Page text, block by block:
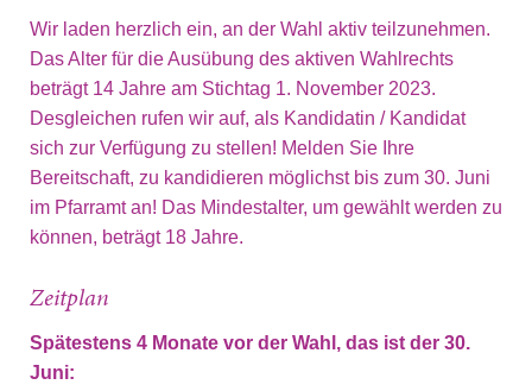
Wir laden herzlich ein, an der Wahl aktiv teilzunehmen.
Das Alter für die Ausübung des aktiven Wahlrechts
beträgt 14 Jahre am Stichtag 1. November 2023.
Desgleichen rufen wir auf, als Kandidatin / Kandidat
sich zur Verfügung zu stellen! Melden Sie Ihre
Bereitschaft, zu kandidieren möglichst bis zum 30. Juni
im Pfarramt an! Das Mindestalter, um gewählt werden zu
können, beträgt 18 Jahre.
Zeitplan
Spätestens 4 Monate vor der Wahl, das ist der 30.
Juni: